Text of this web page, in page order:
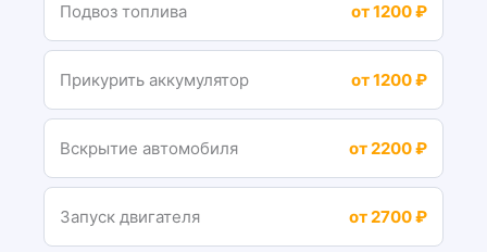
Подвоз топлива от 1200 ₽
Прикурить аккумулятор от 1200 ₽
Вскрытие автомобиля от 2200 ₽
Запуск двигателя от 2700 ₽